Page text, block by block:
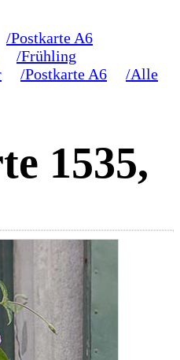
/Postkarte A6
/Frühling
/Postkarte A6 /Alle
1535,